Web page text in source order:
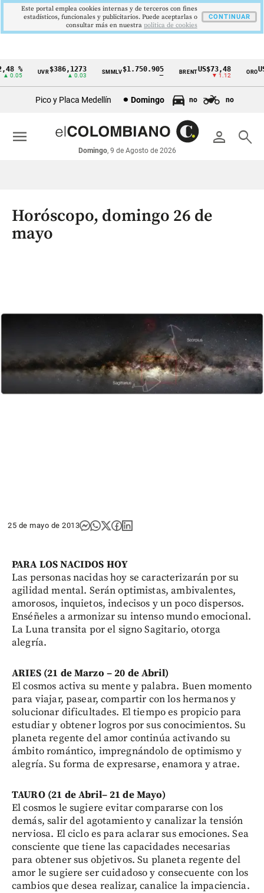
Cintillo
económicos
Colombia
% UVR$386,1273
▲ 0.03
SMMLV$1.750.905 BRENTUS$73,48
▼ 1.12
ORO
Pico y Placa Medellín Domingo no no
person search
Domingo, 9 de Agosto de 2026
menu
Horóscopo, domingo 26 de
mayo
25 de mayo de 2013
PARA LOS NACIDOS HOY
Las personas nacidas hoy se caracterizarán por su
agilidad mental. Serán optimistas, ambivalentes,
amorosos, inquietos, indecisos y un poco dispersos.
Enséñeles a armonizar su intenso mundo emocional.
La Luna transita por el signo Sagitario, otorga
alegría.
ARIES (21 de Marzo – 20 de Abril)
El cosmos activa su mente y palabra. Buen momento
para viajar, pasear, compartir con los hermanos y
solucionar dificultades. El tiempo es propicio para
estudiar y obtener logros por sus conocimientos. Su
planeta regente del amor continúa activando su
ámbito romántico, impregnándolo de optimismo y
alegría. Su forma de expresarse, enamora y atrae.
TAURO (21 de Abril– 21 de Mayo)
El cosmos le sugiere evitar compararse con los
demás, salir del agotamiento y canalizar la tensión
nerviosa. El ciclo es para aclarar sus emociones. Sea
consciente que tiene las capacidades necesarias
para obtener sus objetivos. Su planeta regente del
amor le sugiere ser cuidadoso y consecuente con los
cambios que desea realizar, canalice la impaciencia.
Este portal emplea cookies internas y de terceros con fines
estadísticos, funcionales y publicitarios. Puede aceptarlas o
consultar más en nuestra politica de cookies
CONTINUAR